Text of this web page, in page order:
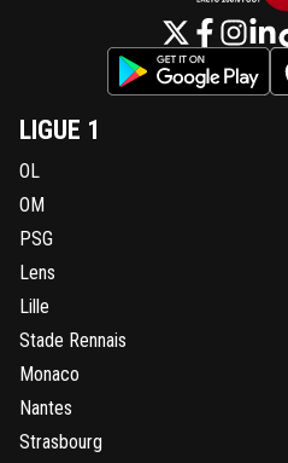
LIGUE 1
OL
OM
PSG
Lens
Lille
Stade Rennais
Monaco
Nantes
Strasbourg